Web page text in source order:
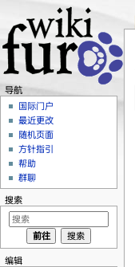
导航
国际门户
最近更改
随机页面
方针指引
帮助
群聊
搜索
编辑